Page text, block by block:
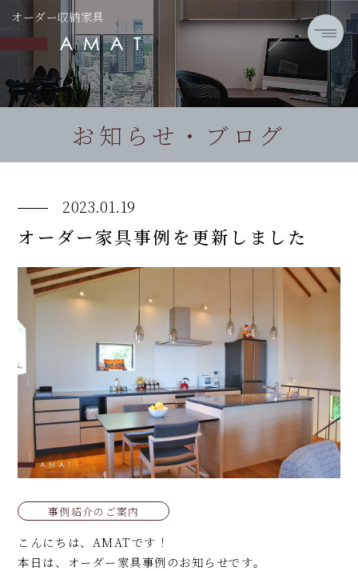
オーダー収納家具
お知らせ・ブログ
2023.01.19
オーダー家具事例を更新しました
事例紹介のご案内
こんにちは、AMATです！
本日は、オーダー家具事例のお知らせです。